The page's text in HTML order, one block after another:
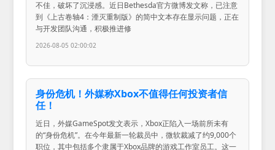
不佳，破坏了沉浸感。近日Bethesda官方微博发文称，已注意
到《上古卷轴4：湮灭重制版》的简中文本存在显示问题，正在
与开发团队沟通，积极推进修
2026-08-05 02:00:02
身份危机！外媒称Xbox不值得任何投资者信
任！
近日，外媒GameSpot发文表示，Xbox正陷入一场前所未有
的“身份危机”。在今年最新一轮裁员中，微软裁减了约9,000个
职位，其中包括多个隶属于Xbox品牌的游戏工作室员工。这一